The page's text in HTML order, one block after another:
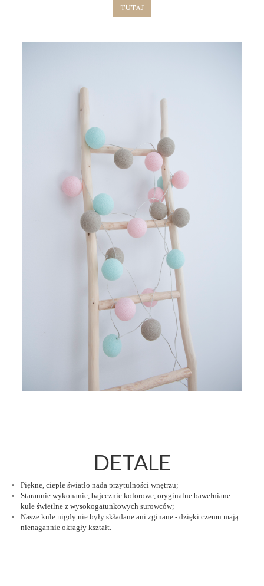
TUTAJ
DETALE
Piękne, ciepłe światło nada przytulności wnętrzu;
Starannie wykonanie, bajecznie kolorowe, oryginalne bawełniane
kule świetlne z wysokogatunkowych surowców;
Nasze kule nigdy nie były składane ani zginane - dzięki czemu mają
nienagannie okragły kształt.